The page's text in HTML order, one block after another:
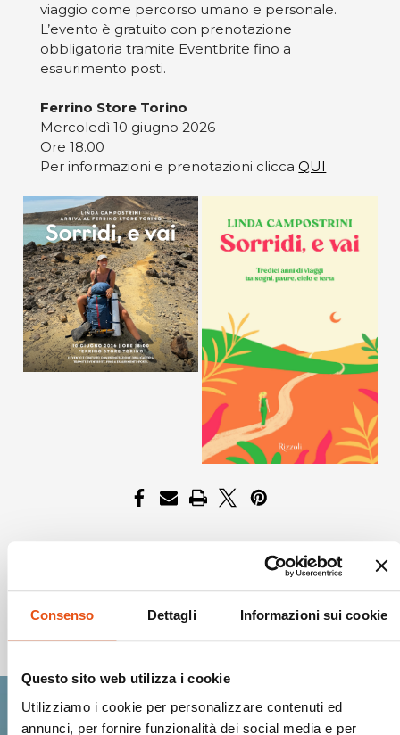
Consenso Dettagli Informazioni sui cookie
Questo sito web utilizza i cookie
Utilizziamo i cookie per personalizzare contenuti ed
annunci, per fornire funzionalità dei social media e per
viaggio come percorso umano e personale.
L’evento è gratuito con prenotazione
obbligatoria tramite Eventbrite fino a
esaurimento posti.
Ferrino Store Torino
Mercoledì 10 giugno 2026
Ore 18.00
Per informazioni e prenotazioni cliccaQUI
Spedizioni Sicure